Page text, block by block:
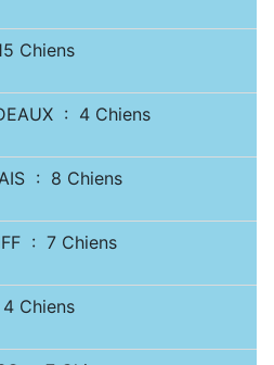
Chiens
: 4 Chiens
: 8 Chiens
: 7 Chiens
Chiens